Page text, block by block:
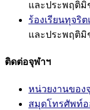
และประพฤติมิ
ร้องเรียนทุจริ
และประพฤติมิ
ติดต่อจุฬาฯ
หน่วยงานของ
สมุดโทรศัพท์